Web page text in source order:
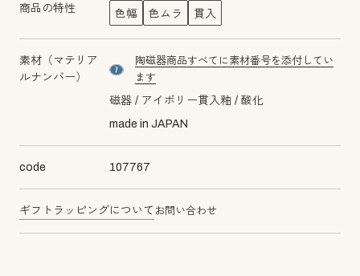
商品の特性 色幅 色ムラ 貫入
素材（マテリア
ルナンバー）
material number7
陶磁器商品すべてに素材番号を添付してい
ます
磁器 アイボリー貫入釉
酸化
made in JAPAN
code 107767
ギフトラッピングについて お問い合わせ